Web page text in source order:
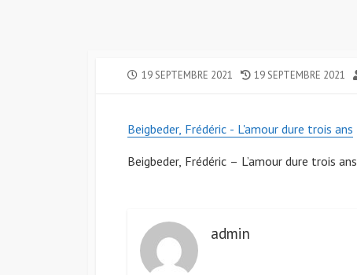
PUBLISHED
19 SEPTEMBRE 2021
LAST
19 SEPTEMBRE 2021
Beigbeder, Frédéric - L'amour dure trois ans
Beigbeder, Frédéric – L’amour dure trois ans
admin